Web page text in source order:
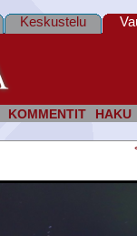
KOMMENTIT HAKU
Keskustelu